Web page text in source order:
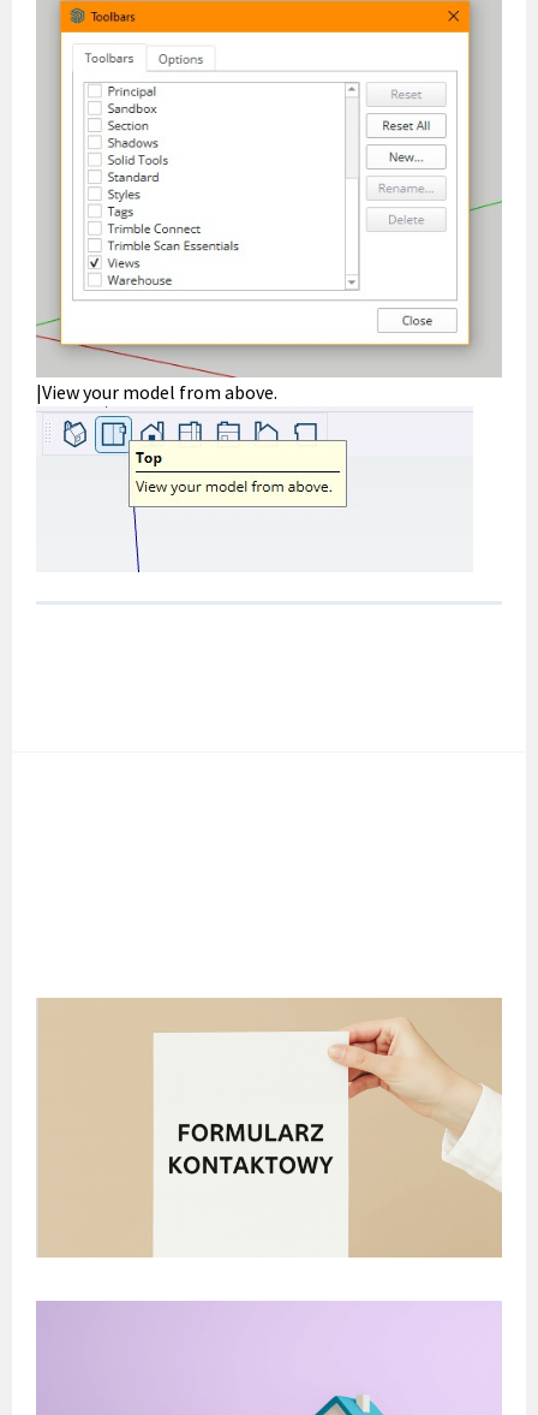
|View your model from above.